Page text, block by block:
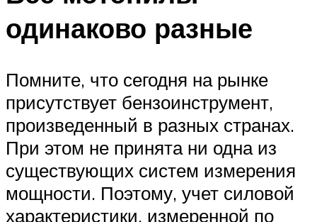
одинаково разные
Помните, что сегодня на рынке
присутствует бензоинструмент,
произведенный в разных странах.
При этом не принята ни одна из
существующих систем измерения
мощности. Поэтому, учет силовой
характеристики, измеренной по